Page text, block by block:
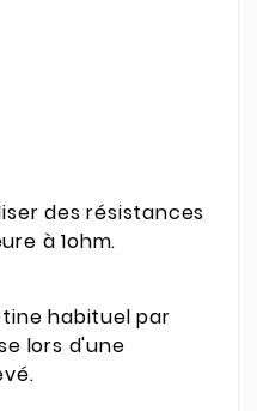
des résistances
à 1ohm.
habituel par
lors d'une